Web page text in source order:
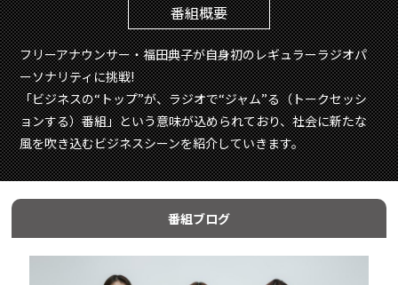
番組概要
フリーアナウンサー・福田典子が自身初のレギュラーラジオパ
ーソナリティに挑戦!
「ビジネスの“トップ”が、ラジオで“ジャム”る（トークセッシ
ョンする）番組」という意味が込められており、社会に新たな
風を吹き込むビジネスシーンを紹介していきます。
番組ブログ